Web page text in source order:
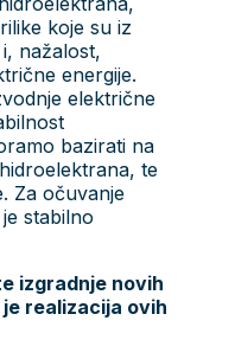
koje su iz
nažalost,
energije.
električne
bazirati na
te
Za očuvanje
stabilno
izgradnje novih
realizacija ovih